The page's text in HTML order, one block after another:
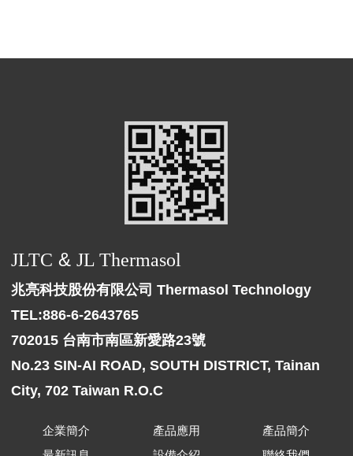
JLTC &JL Thermasol
兆亮科技股份有限公司 Thermasol Technology
TEL:886-6-2643765
702015 台南市南區新愛路23號
No.23 SIN-AI ROAD, SOUTH DISTRICT, Tainan
City, 702 Taiwan R.O.C
企業簡介 產品應用
產品簡介